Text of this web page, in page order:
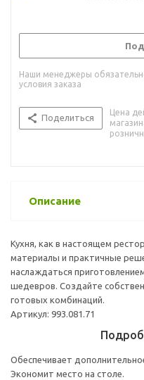
Наши менеджеры
условия заказа
Поделиться
Цена
Описание
Кухня, как в настоящем
материалы и практичные
наслаждаться
шедевров. Создайте
готовых комбинаций.
Артикул: 993.081.71
Обеспечивает
Экономит место на столе.